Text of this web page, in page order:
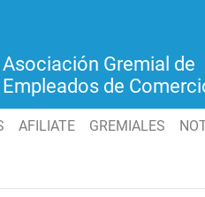
Asociación Gremial de
Empleados de
AFILIATE GREMIALES